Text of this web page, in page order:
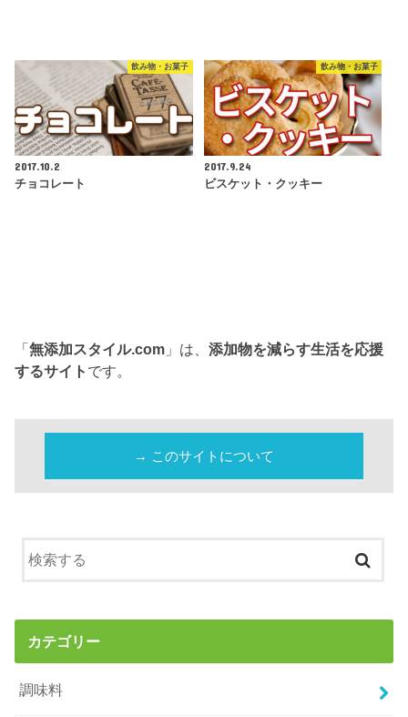
飲み物・お菓子
2017.10.2
チョコレート
飲み物・お菓子
2017.9.24
ビスケット・クッキー
「無添加スタイル.com 」は、添加物を減らす生活を応援
するサイト です。
→ このサイトについて
カテゴリー
調味料